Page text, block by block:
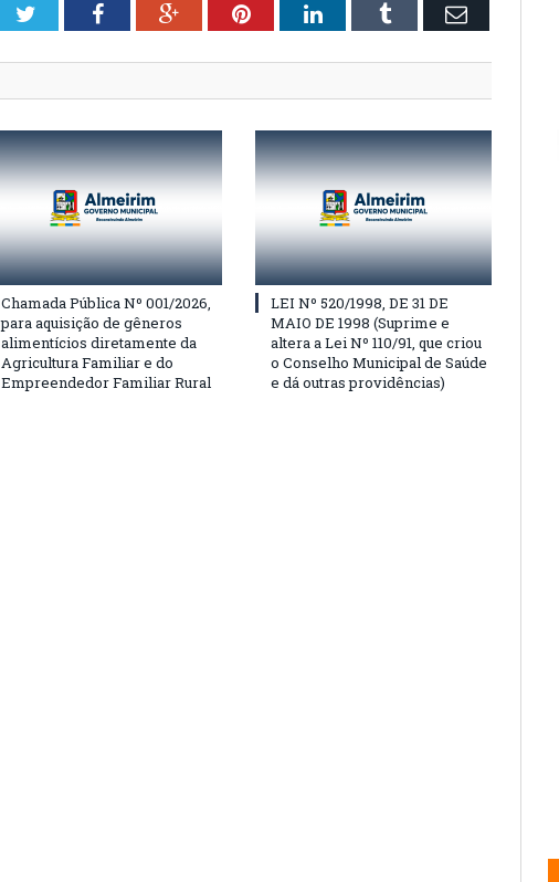
TwitterFacebookGoogle+PinterestLinkedInTumblr Email
Chamada Pública Nº 001/2026,
para aquisição de gêneros
alimentícios diretamente da
Agricultura Familiar e do
Empreendedor Familiar Rural
LEI Nº 520/1998, DE 31 DE
MAIO DE 1998 (Suprime e
altera a Lei Nº 110/91, que criou
o Conselho Municipal de Saúde
e dá outras providências)